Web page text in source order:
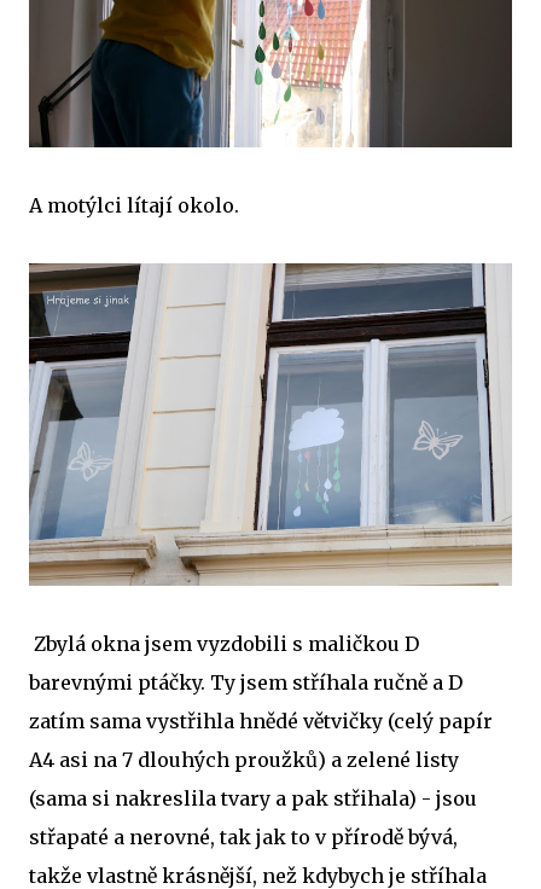
A motýlci lítají okolo.
Zbylá okna jsem vyzdobili s maličkou D
barevnými ptáčky. Ty jsem stříhala ručně a D
zatím sama vystřihla hnědé větvičky (celý papír
A4 asi na 7 dlouhých proužků) a zelené listy
(sama si nakreslila tvary a pak střihala) - jsou
střapaté a nerovné, tak jak to v přírodě bývá,
takže vlastně krásnější, než kdybych je stříhala